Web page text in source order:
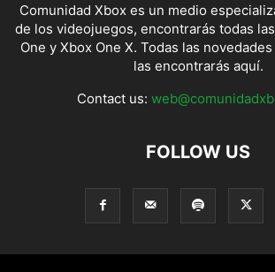
Comunidad Xbox es un medio
de los videojuegos, encontrarás todas
One y Xbox One X. Todas las
las encontrarás aquí.
Contact us:
FOLLOW US